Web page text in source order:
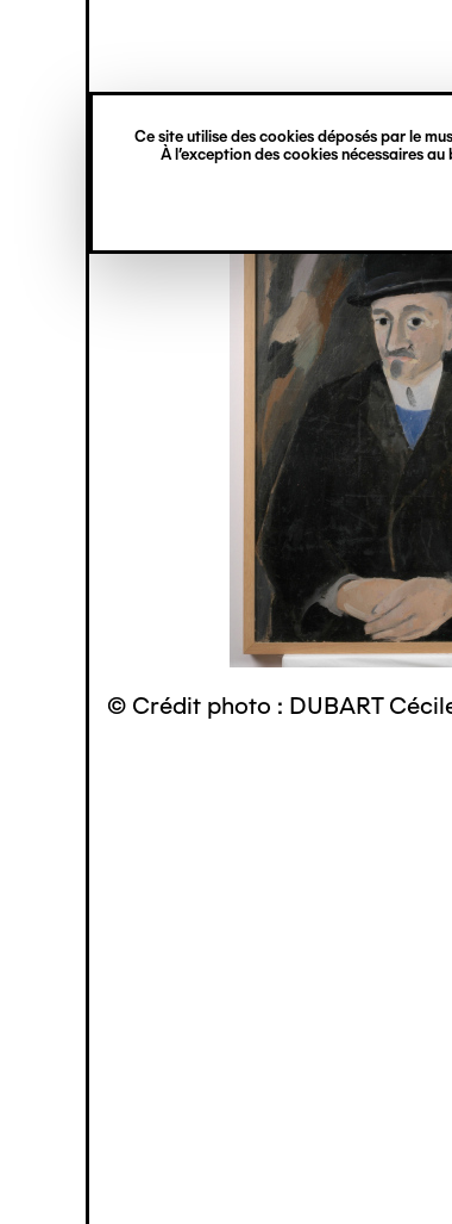
Ce site utilise des cookies déposés par le
À l’exception des cookies nécessaires
principal
verticale
© Crédit photo : DUBART